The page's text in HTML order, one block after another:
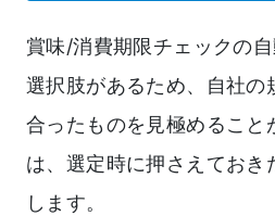
賞味/消費期限チェックの
選択肢があるため、自社の
合ったものを見極めること
は、選定時に押さえておき
します。